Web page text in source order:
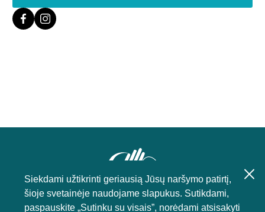
Siekdami užtikrinti geriausią Jūsų naršymo patirtį,
šioje svetainėje naudojame slapukus. Sutikdami,
paspauskite „Sutinku su visais”, norėdami atsisakyti